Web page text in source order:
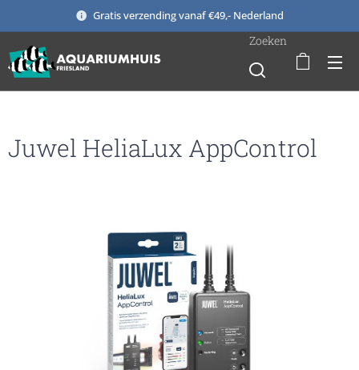
Gratis verzending vanaf €49,- Nederland
Zoeken
Juwel HeliaLux AppControl